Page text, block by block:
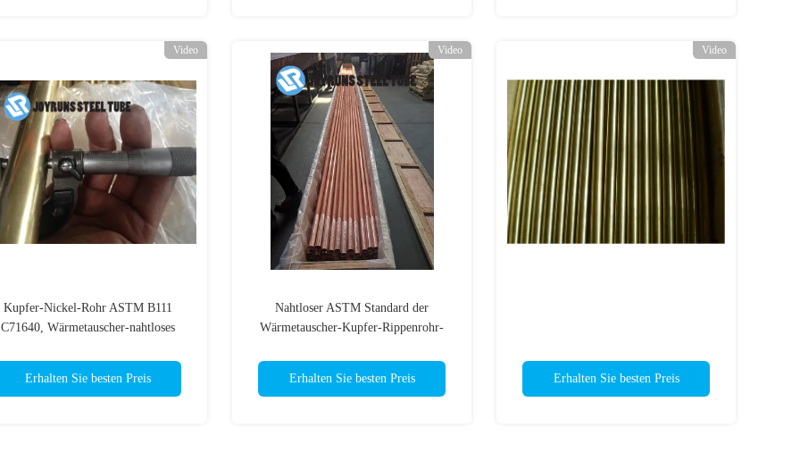
Video
Kupfer-Nickel-Rohr ASTM B111
C71640, Wärmetauscher-nahtloses
Erhalten Sie besten Preis
Video
Nahtloser ASTM Standard der
Wärmetauscher-Kupfer-Rippenrohr-
Erhalten Sie besten Preis
Video
Erhalten Sie besten Preis